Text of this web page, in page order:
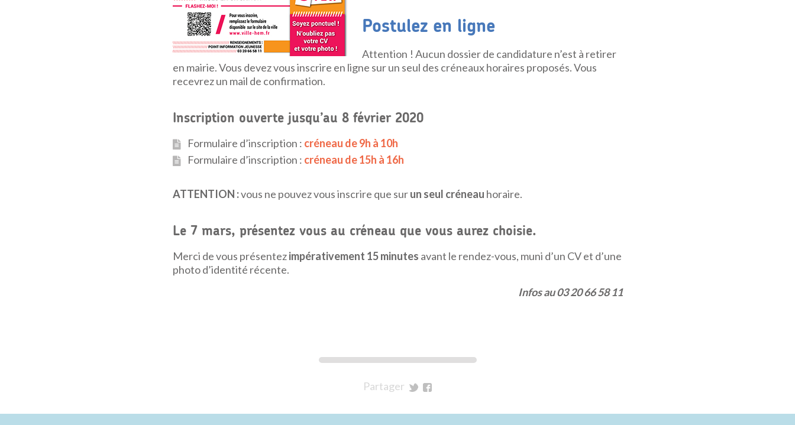
Postulez en ligne
Attention ! Aucun dossier de candidature n’est à retirer
en mairie. Vous devez vous inscrire en ligne sur un seul des créneaux horaires proposés. Vous
recevrez un mail de confirmation.
Inscription ouverte jusqu’au 8 février 2020
Formulaire d’inscription : créneau de 9h à 10h
Formulaire d’inscription : créneau de 15h à 16h
ATTENTION :vous ne pouvez vous inscrire que surun seul créneau horaire.
Le 7 mars, présentez vous au créneau que vous aurez choisie.
Merci de vous présentezimpérativement 15 minutes avant le rendez-vous, muni d’un CV et d’une
photo d’identité récente.
Infos au 03 20 66 58 11
Partager
Twitter
Facebook